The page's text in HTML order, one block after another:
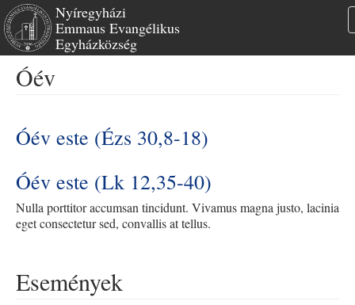
Ugrás
Nyíregyházi
Emmaus Evangélikus
Egyházközség
Óév
Óév este (Ézs 30,8-18)
Óév este (Lk 12,35-40)
Nulla porttitor accumsan tincidunt. Vivamus magna justo, lacinia
eget consectetur sed, convallis at tellus.
Események